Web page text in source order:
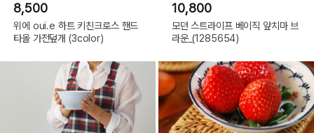
8,500
위에 oui.e 하트 키친크로스 핸드
타올 가전덮개 (3color)
10,800
모던 스트라이프 베이직 앞치마 브
라운_(1285654)